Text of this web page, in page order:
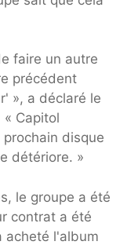
faire un autre
précédent
», a déclaré le
« Capitol
disque
détériore. »
le groupe a été
contrat a été
acheté l'album